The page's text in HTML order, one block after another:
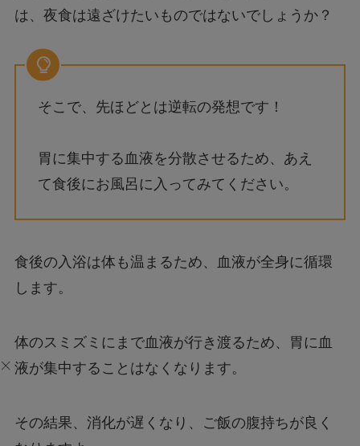
は、夜食は遠ざけたいものではないでしょうか？
そこで、先ほどとは逆転の発想です！
胃に集中する血液を分散させるため、あえ
て食後にお風呂に入ってみてください。
食後の入浴は体も温まるため、血液が全身に循環
します。
体のスミズミにまで血液が行き渡るため、胃に血
液が集中することはなくなります。
その結果、消化が遅くなり、ご飯の腹持ちが良く